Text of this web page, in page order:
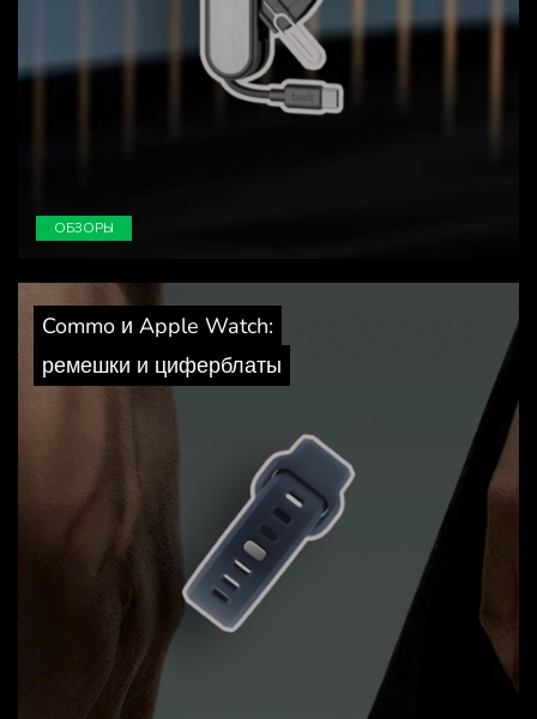
ОБЗОРЫ
Commo и Apple Watch:
ремешки и циферблаты